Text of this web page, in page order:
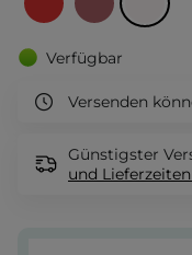
Verfügbar
Versenden
Günstigster
und Lieferzeiten